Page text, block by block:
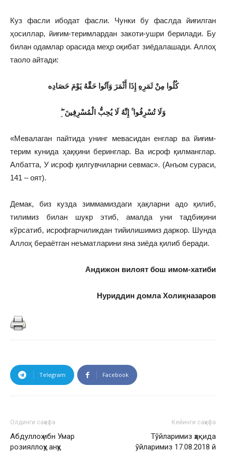
Куз фасли ибодат фасли. Чунки бу фаслда йиғилган
ҳосиллар, йиғим-теримлардан закоти-ушри берилади. Бу
билан одамлар орасида меҳр оқибат зиёдалашади. Аллоҳ
таоло айтади:
كُلُوا مِنْ ثَمَرِهِ إِذَا أَثْمَرَ وَآتُوا حَقَّهُ يَوْمَ حَصَادِه
ِ ۖ وَلَا تُسْرِفُوا ۚ إِنَّهُ لَا يُحِبُّ الْمُسْرِفِينَ
«Мевалаган пайтида унинг мевасидан енглар ва йиғим-
терим кунида ҳаққини беринглар. Ва исроф қилманглар.
Албатта, У исроф қилгувчиларни севмас». (Анъом сураси,
141 – оят).
Демак, биз кузда зиммамиздаги ҳақларни адо қилиб,
тилимиз билан шукр этиб, амалда уни тадбиқини
кўрсатиб, исрофгарчиликдан тийилишимиз даркор. Шунда
Аллоҳ бераётган неъматларини яна зиёда қилиб беради.
Андижон вилоят бош имом-хатиби
Нуриддин домла Холиқназаров
Telegram Facebook
Олдинги саҳифа
Абдуллоҳ ибн Умар
розияллоҳу анҳу
Кейинги саҳифа
Тўйларимиз ҳақида
ўйларимиз 17.08.2018 й